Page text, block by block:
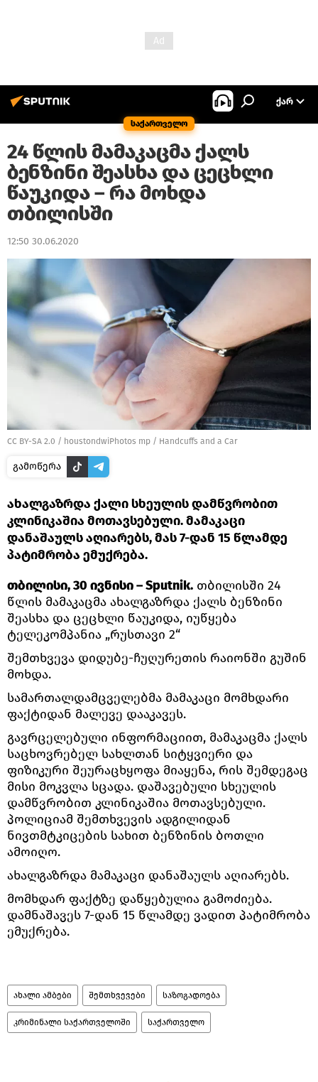
საქართველო
ᲥᲐᲠ
24 წლის მამაკაცმა ქალს
ბენზინი შეასხა და ცეცხლი
წაუკიდა – რა მოხდა
თბილისში
12:50 30.06.2020
CC BY-SA 2.0 / houstondwiPhotos mp / Handcuffs and a Car
გამოწერა
ახალგაზრდა ქალი სხეულის დამწვრობით
კლინიკაშია მოთავსებული. მამაკაცი
დანაშაულს აღიარებს, მას 7-დან 15 წლამდე
პატიმრობა ემუქრება.
თბილისი, 30 ივნისი – Sputnik. თბილისში 24
წლის მამაკაცმა ახალგაზრდა ქალს ბენზინი
შეასხა და ცეცხლი წაუკიდა, იუწყება
ტელეკომპანია „რუსთავი 2“
შემთხვევა დიდუბე-ჩუღურეთის რაიონში გუშინ
მოხდა.
სამართალდამცველებმა მამაკაცი მომხდარი
ფაქტიდან მალევე დააკავეს.
გავრცელებული ინფორმაციით, მამაკაცმა ქალს
საცხოვრებელ სახლთან სიტყვიერი და
ფიზიკური შეურაცხყოფა მიაყენა, რის შემდეგაც
მისი მოკვლა სცადა. დაშავებული სხეულის
დამწვრობით კლინიკაშია მოთავსებული.
პოლიციამ შემთხვევის ადგილიდან
ნივთმტკიცების სახით ბენზინის ბოთლი
ამოიღო.
ახალგაზრდა მამაკაცი დანაშაულს აღიარებს.
მომხდარ ფაქტზე დაწყებულია გამოძიება.
დამნაშავეს 7-დან 15 წლამდე ვადით პატიმრობა
ემუქრება.
ახალი ამბები შემთხვევები საზოგადოება
კრიმინალი საქართველოში საქართველო